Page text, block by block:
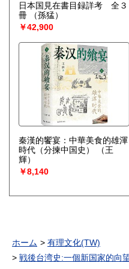
日本国見在書目録詳考 全３
冊
（孫猛）
￥42,900
秦漢的饗宴：中華美食的雄渾
時代（分揀中国史）
（王
輝）
￥8,140
ホーム
有理文化(TW)
戦後台湾史:一個新国家的向